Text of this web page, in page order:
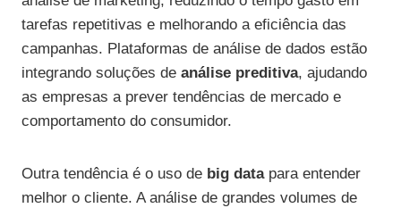
tarefas repetitivas e melhorando a eficiência das
campanhas. Plataformas de análise de dados estão
integrando soluções de análise preditiva, ajudando
as empresas a prever tendências de mercado e
comportamento do consumidor.
Outra tendência é o uso de big datapara entender
melhor o cliente. A análise de grandes volumes de